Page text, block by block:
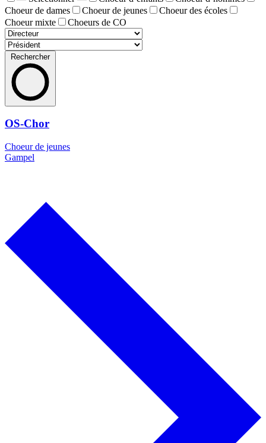
Choeur de dames
Choeur de jeunes
Choeur des écoles
Choeur mixte
Choeurs de CO
Rechercher
OS-Chor
Choeur de jeunes
Gampel